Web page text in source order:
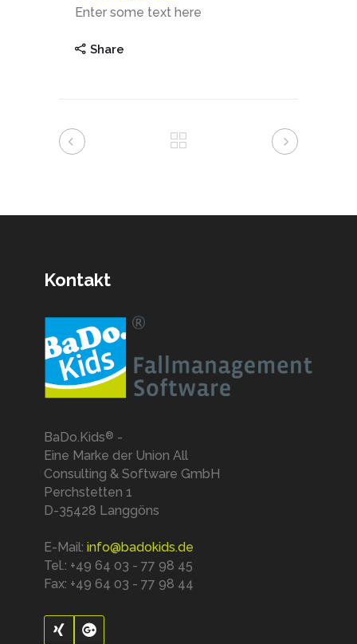
Enter some text here
Share
Kontakt
BaDo.Kids® -
Eine Marke der Union All
Consulting & Software GmbH
Perchstetten 1
D-35428 Langgöns
E-Mail: info@badokids.de
Tel.: +49 64 03 - 77 98 45
Fax: +49 64 03 - 77 98 44